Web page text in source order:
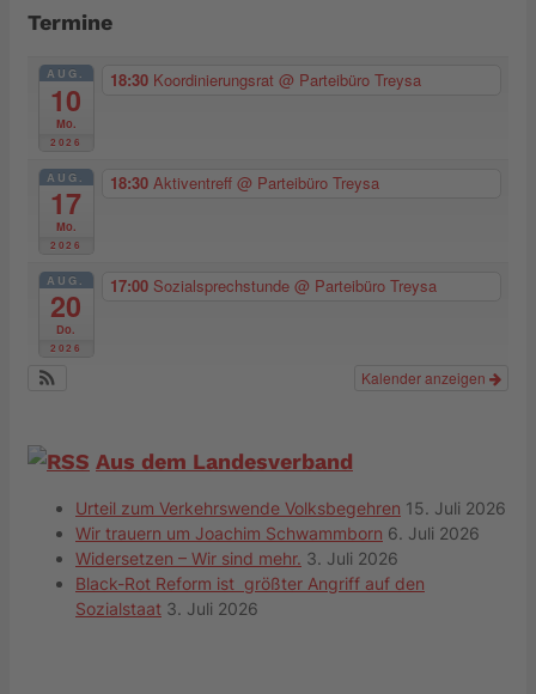
Termine
AUG.
10
Mo.
2026
18:30 Koordinierungsrat @ Parteibüro Treysa
AUG.
17
Mo.
2026
18:30 Aktiventreff @ Parteibüro Treysa
AUG.
20
Do.
2026
17:00 Sozialsprechstunde @ Parteibüro Treysa
Kalender anzeigen
Aus dem Landesverband
Urteil zum Verkehrswende Volksbegehren 15. Juli 2026
Wir trauern um Joachim Schwammborn 6. Juli 2026
Widersetzen – Wir sind mehr. 3. Juli 2026
Black-Rot Reform ist größter Angriff auf den
Sozialstaat 3. Juli 2026